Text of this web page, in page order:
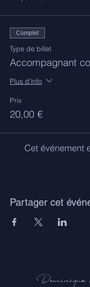
Complet
Type de billet
Accompagnant
Plus d'info
Prix
20,00 €
Cet événement
Partager cet
Dominique